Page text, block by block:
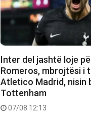
Inter del jashtë loje
Romeros, mbrojtësi i
Atletico Madrid, nisin
Tottenham
07/08 12:13